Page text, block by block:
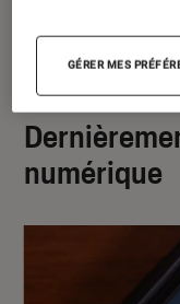
numérique
GÉRER MES